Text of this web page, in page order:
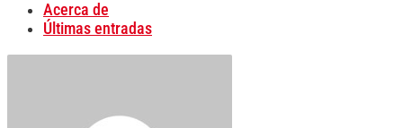
Acerca de
Últimas entradas